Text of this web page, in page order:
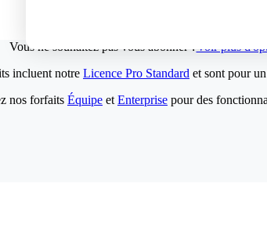
Vous ne souhaitez pas vous abonner ?Voir plus
incluent notre Licence Pro Standard et sont pour
nos forfaits Équipe et Enterprise pour des